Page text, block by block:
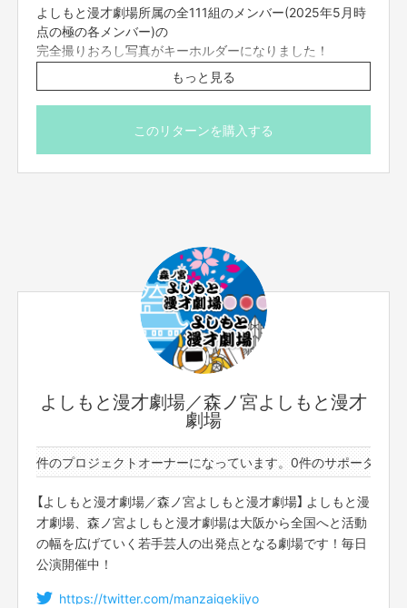
きない場合がございます。「@
yoshimoto.co.jp
」を受信設定してください。
■ご応募に関しての利用規約・応募者は、自ら及び自らが代表となって応募
した参加者全てが、反社会的勢力（暴力団、暴力団員、暴力団準構成員、暴
力団関係企業、総会屋等、社会運動等標ぼうゴロ、特殊知能暴力集団及びこ
れらに準ずる団体、並びにこれらの構成員等を指します。以下、同様としま
す。）に該当せず、また、これら反社会的勢力との間で社会的に非難される
べき関係を有していないことを保証します。
大阪市中央区難波千日前12-Yes・Nambaビル５Ｆ
【お問合せ先】
お問い合わせは下記のURLのメッセージからご連絡ください。
https://cf.fany.lol/users/message/view/35284
大阪市中央区難波千日前12-7 YES・NAMBAビル５F
7日以内に上記問い合わせ先へご連絡ください。それ以上経過しますと返品
をお受け出来ない場合がございます。※サポーターのご都合によるキャンセ
【返品送料】
不良品、発送商品間違いの場合、着払いにて対応いたします。
よしもと漫才劇場／森ノ宮よしもと漫才
劇場
48件のプロジェクトオーナーになっています。0件のサポーターと
【よしもと漫才劇場／森ノ宮よしもと漫才劇場】 よしもと漫
才劇場、森ノ宮よしもと漫才劇場は大阪から全国へと活動
の幅を広げていく若手芸人の出発点となる劇場です！毎日
公演開催中！
https://twitter.com/manzaigekijyo
よしもと漫才劇場所属の全111組のメンバー(2025年5月時
点の極の各メンバー)の
完全撮りおろし写真がキーホルダーになりました！
今年はキーホルダーに加え、アクリルスタンドにもなる
2way仕様！
⚠数に限りがございますので、300名様限定といたしま
※消費税込・送料込・梱包代込
※発送は決済完了が確認できた方から順次発送させていた
だきます。
※決済完了より1ヶ月を目途に発送致します。
※発送が決済完了より2ヶ月以降となる場合、メッセージ機
能にてアナウンスさせていただきます。
※海外への郵送は行っておりません。海外への郵送を希望
される方は対象外とさせていただきます。
※転売目的でのご購入は固くお断りしております。
※写真はイメージのため、実際の商品とは異なる場合がご
ざいます。
※ご購入後の返品・交換はできませんので予めご了承くだ
もっと見る
このリターンを購入する